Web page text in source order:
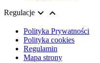
Regulacje  
Polityka Prywatności
Polityka cookies
Regulamin
Mapa strony